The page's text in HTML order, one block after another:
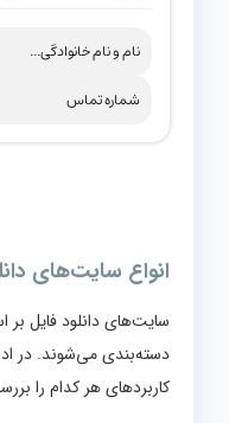
انواع سایت‌های
سایت‌های دانلود فایل
دسته‌بندی می‌شوند. در
کاربردهای هر کدام را